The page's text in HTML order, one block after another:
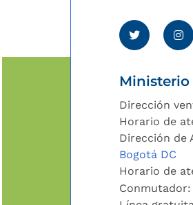
Dirección
Horario de
Dirección de
Bogotá DC
Horario de
Conmutador: